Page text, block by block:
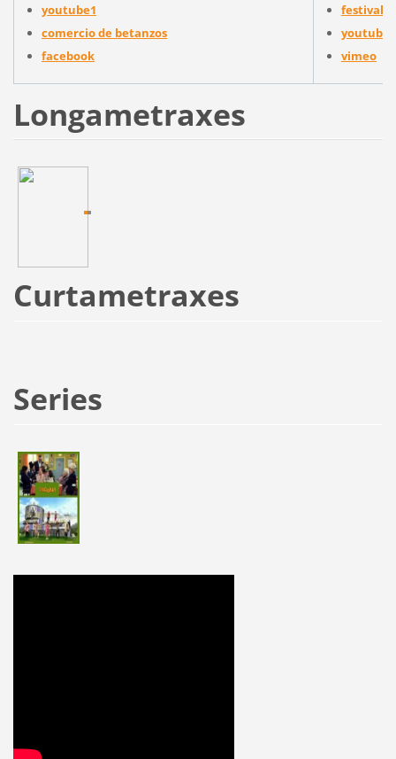
youtube1
comercio de betanzos
facebook
festival
youtube2
vimeo
Longametraxes
Curtametraxes
Series